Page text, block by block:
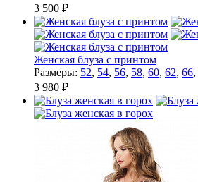
3 500 ₽
Женская блуза с принтом
Размеры: 52, 54, 56, 58, 60, 62, 66,
3 980 ₽